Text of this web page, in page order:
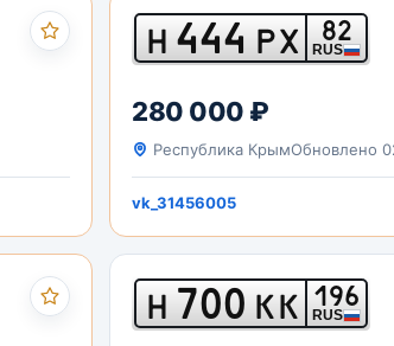
Н 444 РХ 82
RUS
280 000 ₽
Республика КрымОбновлено
vk_31456005
Н 700 КК 196
RUS